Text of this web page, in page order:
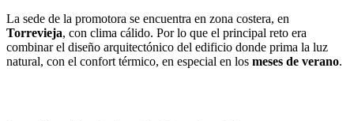
La sede de la promotora se encuentra en zona costera, en
Torrevieja, con clima cálido. Por lo que el principal reto era
combinar el diseño arquitectónico del edificio donde prima la luz
natural, con el confort térmico, en especial en los meses de verano.